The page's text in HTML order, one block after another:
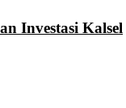
Investasi Kalsel